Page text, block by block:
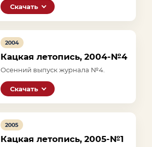
Скачать
2004
Кацкая летопись, 2004-№4
Осенний выпуск журнала №4.
Скачать
2005
Кацкая летопись, 2005-№1